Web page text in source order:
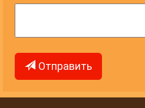
Отправить